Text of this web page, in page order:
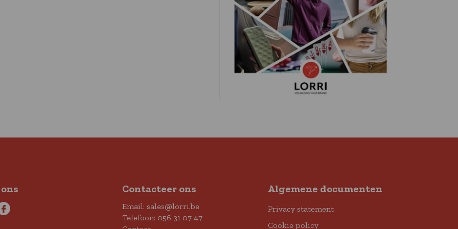
Contacteer ons
Email: sales@lorri.be
Telefoon: 056 31 07 47
Algemene documenten
Privacy statement
Cookie policy